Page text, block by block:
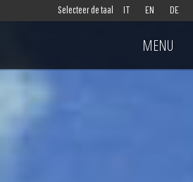
Selecteer de taal IT EN DE
MENU